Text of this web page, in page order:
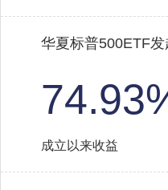
华夏标普500ETF
成立以来收益